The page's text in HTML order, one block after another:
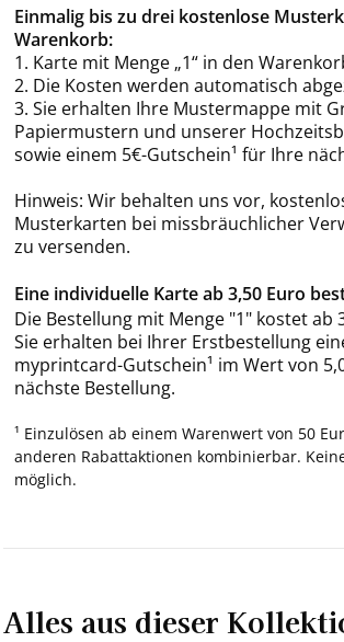
Einmalig bis zu drei kostenlose
Warenkorb:
1. Karte mit Menge „1“ in den
2. Die Kosten werden automatisch
3. Sie erhalten Ihre Mustermappe mit
Papiermustern und unserer
sowie einem 5€-Gutschein¹ für Ihre
Hinweis: Wir behalten uns vor,
Musterkarten bei missbräuchlicher
zu versenden.
Eine individuelle Karte ab 3,50 Euro
Die Bestellung mit Menge "1" kostet ab
Sie erhalten bei Ihrer Erstbestellung
myprintcard-Gutschein¹ im Wert von
nächste Bestellung.
¹ Einzulösen ab einem Warenwert von 50
anderen Rabattaktionen kombinierbar.
möglich.
Alles aus dieser